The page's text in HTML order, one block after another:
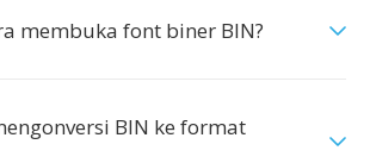
membuka font biner BIN?
BIN ke format